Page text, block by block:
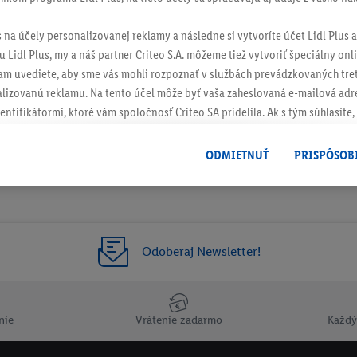
Odoberaj Newsletter!
Vrátenie zadarmo
účely personalizovanej reklamy a následne si vytvoríte účet Lidl Plus
Lidl Plus, my a náš partner Criteo S.A. môžeme tiež vytvoriť špeciálny
uvediete, aby sme vás mohli rozpoznať v službách prevádzkovaných
reklamu. Na tento účel môže byť vaša zaheslovaná e-mailová
ktoré vám spoločnosť Criteo SA pridelila. Ak s tým súhlasíte,
nie jeho zakúpením), sa môžu zobrazovať aj na rôznych zariadeniach a
možno priradiť niekoľko koncových zariadení alebo používanie viacerých
e-mailovej adresy a prípadne ďalších identifikátorov/
" môžete povoliť iba používanie potrebných technológií.
práve kedykoľvek odvolať súhlas s účinnosťou do budúcnosti
.
ODMIETNUŤ